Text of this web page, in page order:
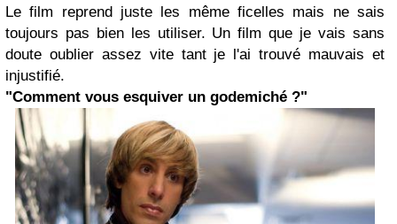
Le film reprend juste les même ficelles mais ne sais
toujours pas bien les utiliser. Un film que je vais sans
doute oublier assez vite tant je l'ai trouvé mauvais et
injustifié.
"Comment vous esquiver un godemiché ?"